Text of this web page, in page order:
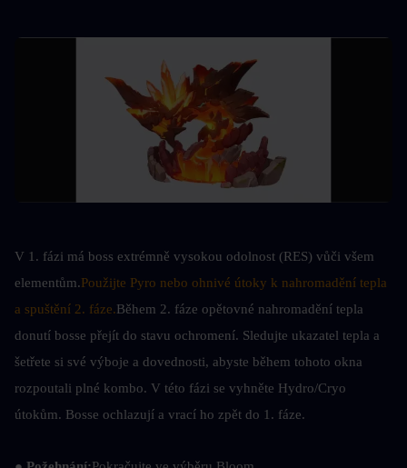
V 1. fázi má boss extrémně vysokou odolnost (RES) vůči všem
elementům.Použijte Pyro nebo ohnivé útoky k nahromadění tepla
a spuštění 2. fáze.Během 2. fáze opětovné nahromadění tepla
donutí bosse přejít do stavu ochromení. Sledujte ukazatel tepla a
šetřete si své výboje a dovednosti, abyste během tohoto okna
rozpoutali plné kombo. V této fázi se vyhněte Hydro/Cryo
útokům. Bosse ochlazují a vrací ho zpět do 1. fáze.